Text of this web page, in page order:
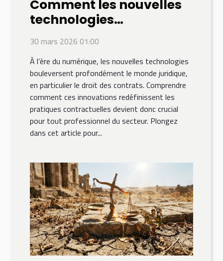
Comment les nouvelles
technologies
influencent-elles le droit
des contrats ?
30 mars 2026 01:00
À l’ère du numérique, les nouvelles technologies
bouleversent profondément le monde juridique,
en particulier le droit des contrats. Comprendre
comment ces innovations redéfinissent les
pratiques contractuelles devient donc crucial
pour tout professionnel du secteur. Plongez
dans cet article pour...